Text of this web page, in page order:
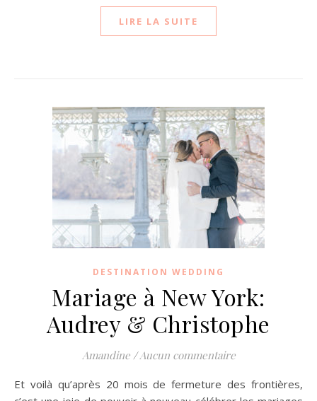
LIRE LA SUITE
DESTINATION WEDDING
Mariage à New York:
Audrey & Christophe
Amandine /Aucun commentaire
Et voilà qu’après 20 mois de fermeture des frontières,